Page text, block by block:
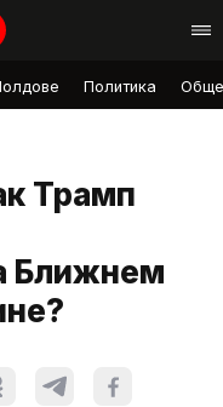
Политика
Трамп
Ближнем